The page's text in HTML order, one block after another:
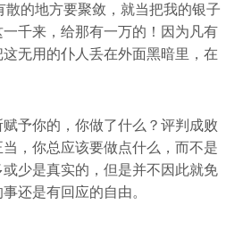
的地方要聚敛，就当把我的银子
千来，给那有一万的！因为凡有
无用的仆人丢在外面黑暗里，在
予你的，你做了什么？评判成败
，你总应该要做点什么，而不是
少是真实的，但是并不因此就免
还是有回应的自由。